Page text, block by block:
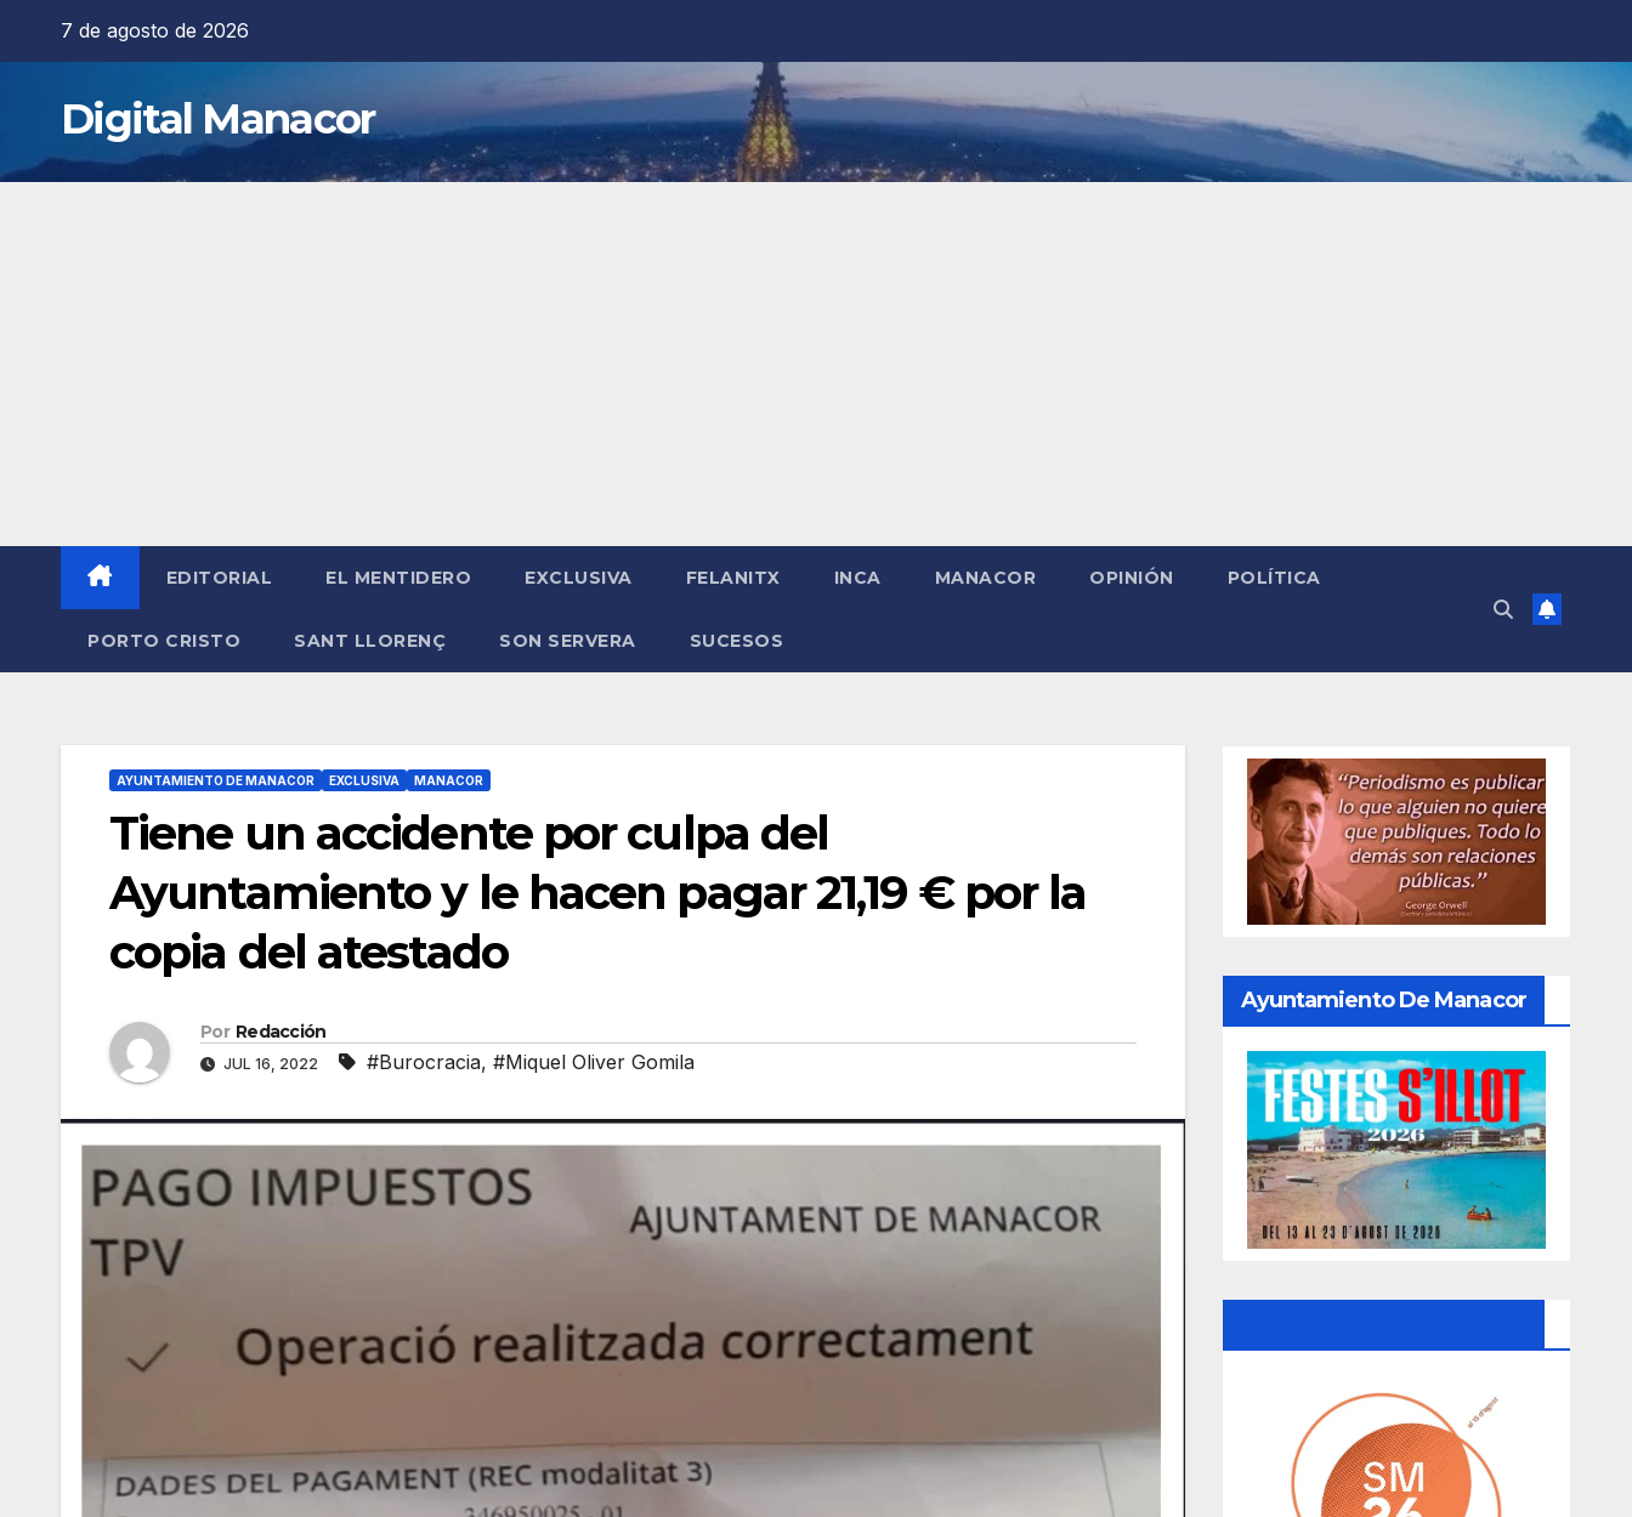
7 de agosto de 2026
Digital Manacor
EDITORIAL EL MENTIDERO EXCLUSIVA FELANITX INCA MANACOR OPINIÓN POLÍTICA
PORTO CRISTO SANT LLORENÇ SON SERVERA SUCESOS
AYUNTAMIENTO DE MANACOR EXCLUSIVA MANACOR
Tiene un accidente por culpa del
Ayuntamiento y le hacen pagar 21,19 € por la
copia del atestado
Por Redacción
JUL 16, 2022 #Burocracia, #Miquel Oliver Gomila
Ayuntamiento De Manacor